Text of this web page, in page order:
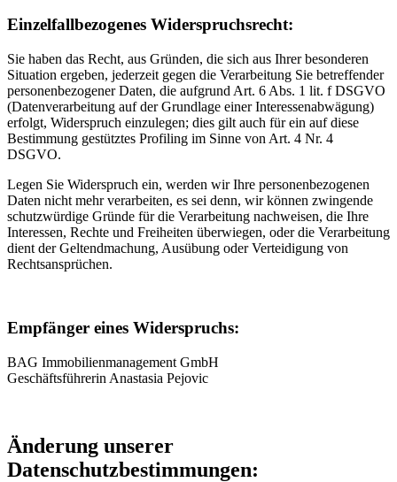
Einzelfallbezogenes Widerspruchsrecht:
Sie haben das Recht, aus Gründen, die sich aus Ihrer besonderen
Situation ergeben, jederzeit gegen die Verarbeitung Sie betreffender
personenbezogener Daten, die aufgrund Art. 6 Abs. 1 lit. f DSGVO
(Datenverarbeitung auf der Grundlage einer Interessenabwägung)
erfolgt, Widerspruch einzulegen; dies gilt auch für ein auf diese
Bestimmung gestütztes Profiling im Sinne von Art. 4 Nr. 4
DSGVO.
Legen Sie Widerspruch ein, werden wir Ihre personenbezogenen
Daten nicht mehr verarbeiten, es sei denn, wir können zwingende
schutzwürdige Gründe für die Verarbeitung nachweisen, die Ihre
Interessen, Rechte und Freiheiten überwiegen, oder die Verarbeitung
dient der Geltendmachung, Ausübung oder Verteidigung von
Rechtsansprüchen.
Empfänger eines Widerspruchs:
BAG Immobilienmanagement GmbH
Geschäftsführerin Anastasia Pejovic
Änderung unserer
Datenschutzbestimmungen: